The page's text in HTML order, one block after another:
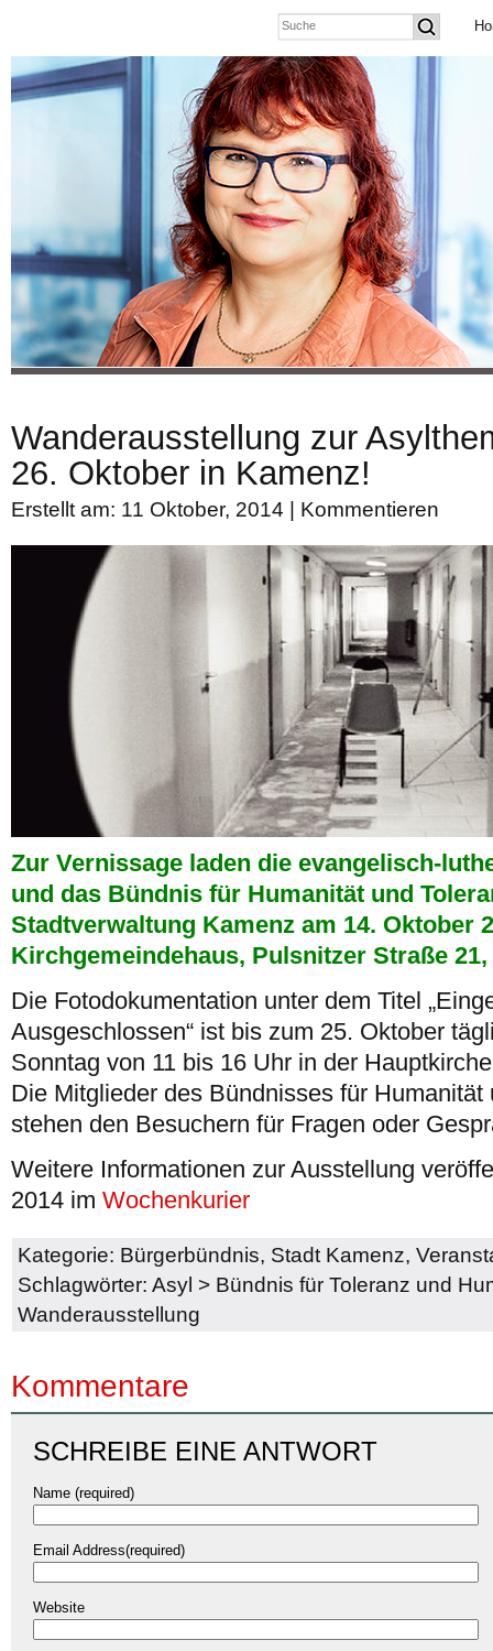
Wanderausstellung zur
26. Oktober in Kamenz!
Erstellt am: 11 Oktober, 2014 | Kommentieren
Zur Vernissage laden die evangelisch-
und das Bündnis für Humanität und
Stadtverwaltung Kamenz am 14. Oktober
Kirchgemeindehaus, Pulsnitzer Straße 21,
Die Fotodokumentation unter dem Titel
Ausgeschlossen“ ist bis zum 25. Oktober
Sonntag von 11 bis 16 Uhr in der
Die Mitglieder des Bündnisses für Humanität
stehen den Besuchern für Fragen oder
Weitere Informationen zur Ausstellung
2014 im Wochenkurier
Kategorie: Bürgerbündnis, Stadt Kamenz,
Schlagwörter: Asyl > Bündnis für Toleranz und
Wanderausstellung
Kommentare
SCHREIBE EINE ANTWORT
Name (required)
Email Address(required)
Website